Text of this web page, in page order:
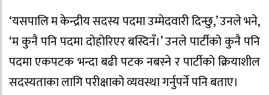
‘यसपालि म केन्द्रीय सदस्य पदमा उम्मेदवारी दिन्छु,’ उनले भने,
‘म कुनै पनि पदमा दोहोरिएर बस्दिनँ।’ उनले पार्टीको कुनै पनि
पदमा एकपटक भन्दा बढी पटक नबस्ने र पार्टीको क्रियाशील
सदस्यताका लागि परीक्षाको व्यवस्था गर्नुपर्ने पनि बताए।